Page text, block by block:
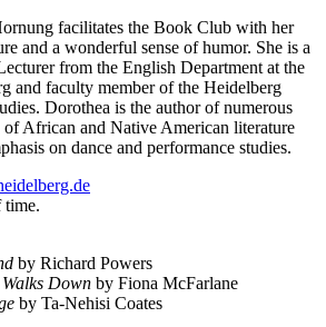
facilitates the Book Club with her
and a wonderful sense of humor. She is a
from the English Department at the
and faculty member of the Heidelberg
Dorothea is the author of numerous
African and Native American literature
on dance and performance studies.
time.
by Richard Powers
Walks Down by Fiona McFarlane
by Ta-Nehisi Coates